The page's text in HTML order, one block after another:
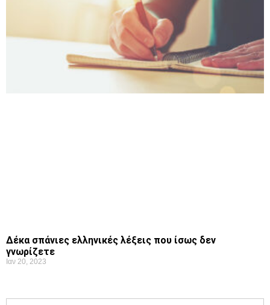
Δέκα σπάνιες ελληνικές λέξεις που ίσως δεν
γνωρίζετε
Ιαν 20, 2023